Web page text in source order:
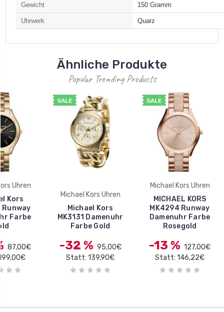
Gewicht 150 Gramm
Uhrwerk Quarz
Ähnliche Produkte
Popular Trending Products
Uhren
Kors
Runway
Farbe
87,00€
SALE
Michael Kors Uhren
Michael Kors
MK3131 Damenuhr
Farbe Gold
-32 % 95,00€
Statt: 139,90€
SALE
Michael Kors Uhren
MICHAEL KORS
MK4294 Runway
Damenuhr Farbe
Rosegold
-13 % 127,00€
Statt: 146,22€